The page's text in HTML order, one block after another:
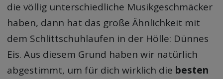
die völlig unterschiedliche Musikgeschmäcker
haben, dann hat das große Ähnlichkeit mit
dem Schlittschuhlaufen in der Hölle: Dünnes
Eis. Aus diesem Grund haben wir natürlich
abgestimmt, um für dich wirklich die besten